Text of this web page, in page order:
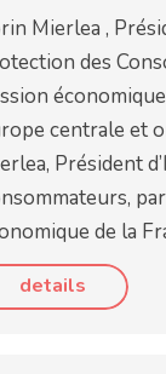
Mierlea ,
des
centrale et
Président
de la
details